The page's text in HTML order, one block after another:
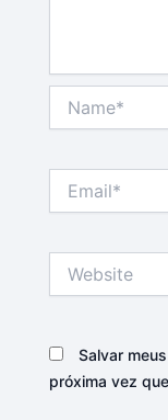
Salvar
próxima vez